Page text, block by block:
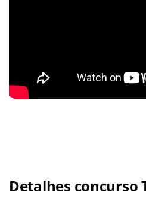
Detalhes concurso